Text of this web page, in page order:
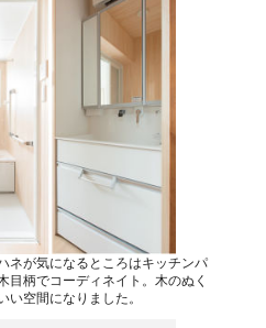
ネが気になるところはキッチンパ
目柄でコーディネイト。木のぬく
い空間になりました。